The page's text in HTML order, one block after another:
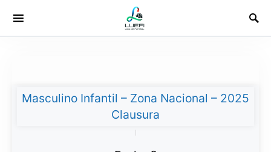
Masculino Infantil – Zona Nacional – 2025
Clausura